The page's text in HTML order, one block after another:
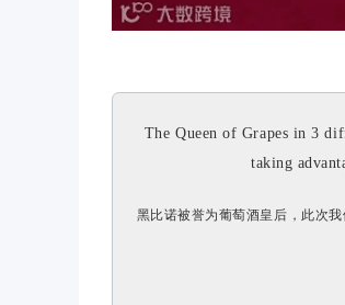
The Queen of Grapes in 3
taking
黑比诺被誉为葡萄酒皇后，此次